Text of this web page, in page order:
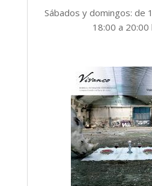
Sábados y domingos: de
18:00 a 20:00